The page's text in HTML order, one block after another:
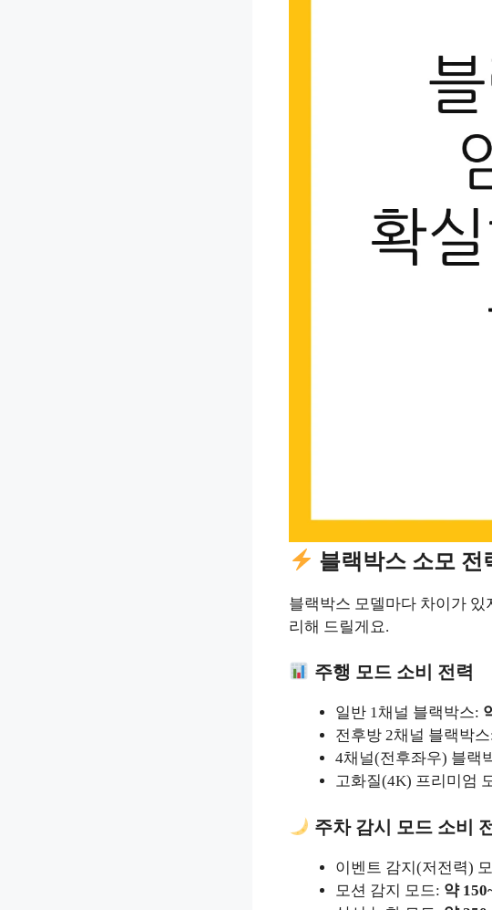
블랙박스 소모 전
블랙박스 모델마다 차이가 있
리해 드릴게요.
주행 모드 소비 전력
일반 1채널 블랙박스:
전후방 2채널 블랙박
4채널(전후좌우) 블랙
고화질(4K) 프리미엄
주차 감시 모드 소비
이벤트 감지(저전력)
모션 감지 모드: 약